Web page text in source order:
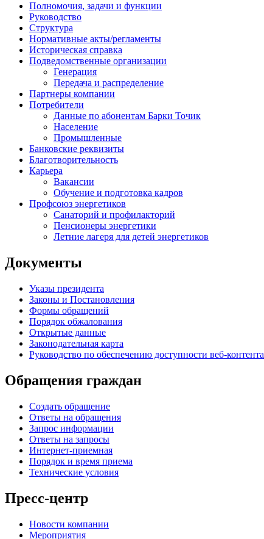
Полномочия, задачи и функции
Руководство
Структура
Нормативные акты/регламенты
Историческая справка
Подведомственные организации
Генерация
Передача и распределение
Партнеры компании
Потребители
Данные по абонентам Барки Точик
Население
Промышленные
Банковские реквизиты
Благотворительность
Карьера
Вакансии
Обучение и подготовка кадров
Профсоюз энергетиков
Санаторий и профилакторий
Пенсионеры энергетики
Летние лагеря для детей энергетиков
Документы
Указы президента
Законы и Постановления
Формы обращений
Порядок обжалования
Открытые данные
Законодательная карта
Руководство по обеспечению доступности веб-контента
Обращения граждан
Создать обращение
Ответы на обращения
Запрос информации
Ответы на запросы
Интернет-приемная
Порядок и время приема
Технические условия
Пресс-центр
Новости компании
Мероприятия